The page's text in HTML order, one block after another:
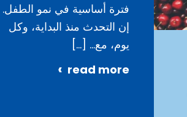
فترة أساسية في نمو الطفل.
إن التحدث منذ البداية، وكل
يوم، مع… […]
read more